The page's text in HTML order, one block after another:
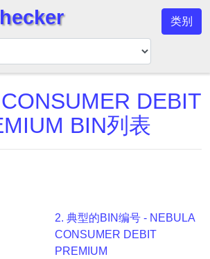
类别
DEBIT
BIN列表
2. 典型的BIN编号 - NEBULA
CONSUMER DEBIT
PREMIUM